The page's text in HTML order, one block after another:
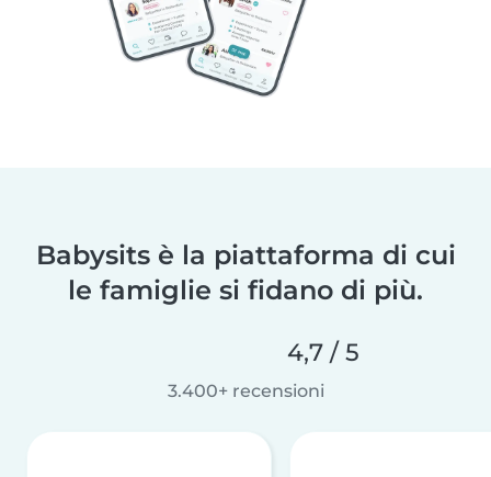
Babysits è la piattaforma di cui
le famiglie si fidano di più.
4,7 / 5
3.400+ recensioni